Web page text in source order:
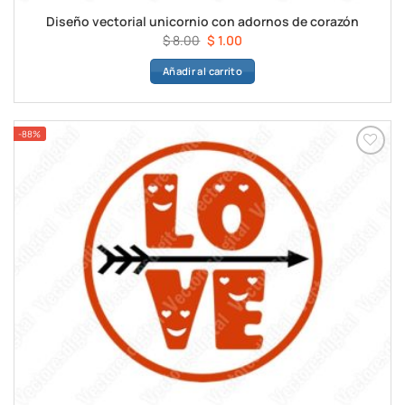
Diseño vectorial unicornio con adornos de corazón
$8.00 El
precio
original
$ 8.00.
$ 1.00El
precio
actual
$ 1.00.
Añadir al carrito
-88%